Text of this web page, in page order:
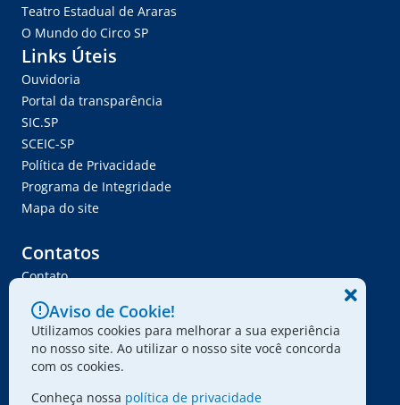
Teatro Estadual de Araras
O Mundo do Circo SP
Links Úteis
Ouvidoria
Portal da transparência
SIC.SP
SCEIC-SP
Política de Privacidade
Programa de Integridade
Mapa do site
Contatos
Contato
Trabalhe Conosco
Ser Fornecedor
Envie seu projeto
Aviso de Cookie!
Utilizamos cookies para melhorar a sua experiência
no nosso site. Ao utilizar o nosso site você concorda
com os cookies.
Conheça nossa política de privacidade